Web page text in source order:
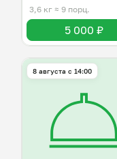
белка
3,6 кг ≈ 9 порц.
5 000 ₽
8 августа с 14:00